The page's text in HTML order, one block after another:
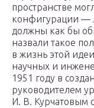
пространстве
конфигурации —
должны как бы
назвали такое
в жизнь этой
научных и
1951 году в
руководителем
И. В. Курчатовым